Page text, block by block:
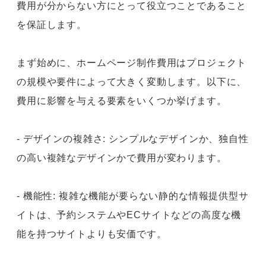
費用が分からない方にとって役立つことであること
を保証します。
まず始めに、ホームページ制作費用はプロジェクト
の規模や要件によって大きく変動します。以下に、
費用に影響を与える要素をいくつか挙げます。
- デザインの複雑さ: シンプルなデザインか、独自性
の高い複雑なデザインかで費用が変わります。
- 機能性: 複雑な機能が要らない静的な情報提供型サ
イトは、予約システムやECサイトなどの高度な機
能を持つサイトよりも安価です。